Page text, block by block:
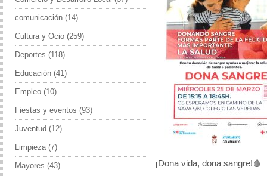
¡Dona vida, dona sangre!🩸
comunicación (14)
Cultura y Ocio (259)
Deportes (118)
Educación (41)
Empleo (10)
Fiestas y eventos (93)
Juventud (12)
Limpieza(7)
Mayores (43)